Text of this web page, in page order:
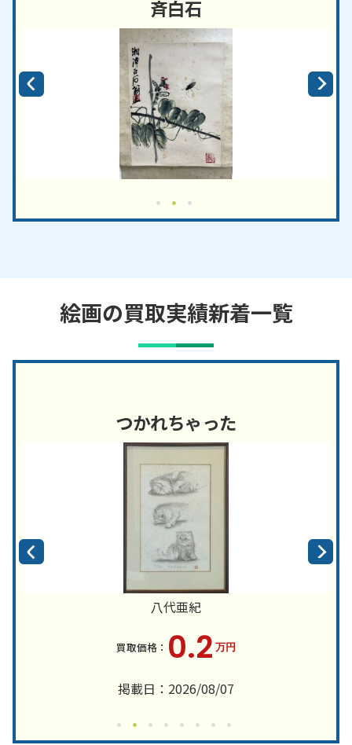
斉白石
絵画の買取実績新着一覧
つかれちゃった
八代亜紀
0.2 万円
掲載日：2026/08/07